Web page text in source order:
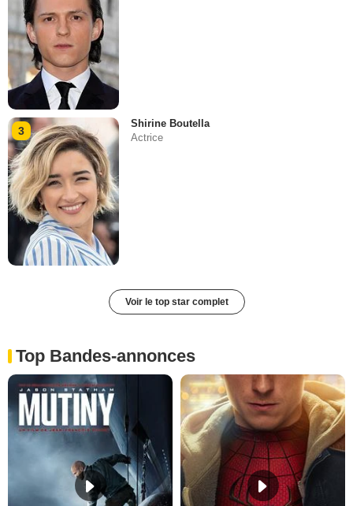
3
Shirine Boutella
Actrice
Voir le top star complet
Top Bandes-annonces